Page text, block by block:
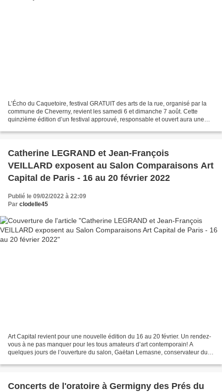
L’Écho du Caquetoire, festival GRATUIT des arts de la rue, organisé par la
commune de Cheverny, revient les samedi 6 et dimanche 7 août. Cette
quinzième édition d’un festival approuvé, responsable et ouvert aura une
Catherine LEGRAND et Jean-François
VEILLARD exposent au Salon Comparaisons Art
Capital de Paris - 16 au 20 février 2022
Publié le 09/02/2022 à 22:09
Par clodelle45
Art Capital revient pour une nouvelle édition du 16 au 20 février. Un rendez-
vous à ne pas manquer pour les tous amateurs d’art contemporain! A
quelques jours de l’ouverture du salon, Gaëtan Lemasne, conservateur du
Concerts de l'oratoire à Germigny des Prés du